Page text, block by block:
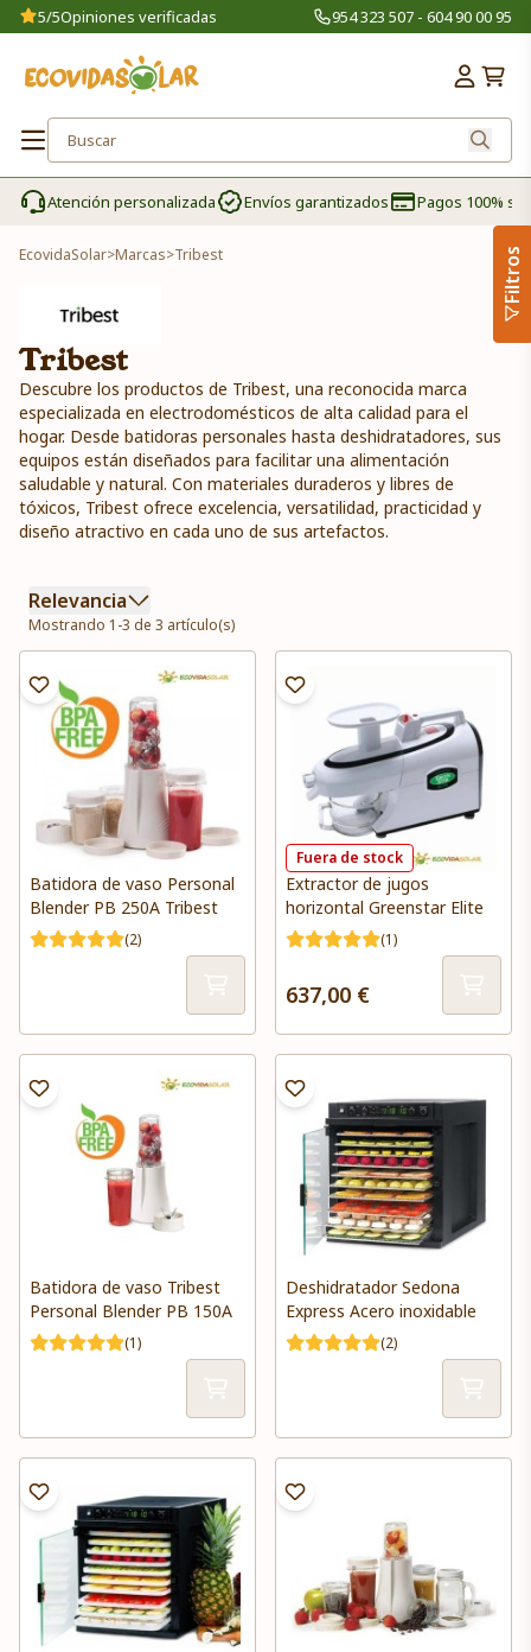
5/5Opiniones verificadas 954 323 507 - 604 90 00 95
Atención personalizada Envíos garantizados Pagos 100%
EcovidaSolar>Marcas>Tribest
Tribest
Descubre los productos de Tribest, una reconocida marca
especializada en electrodomésticos de alta calidad para el
hogar. Desde batidoras personales hasta deshidratadores, sus
equipos están diseñados para facilitar una alimentación
saludable y natural. Con materiales duraderos y libres de
tóxicos, Tribest ofrece excelencia, versatilidad, practicidad y
diseño atractivo en cada uno de sus artefactos.
Relevancia
Mostrando 1-3 de 3 artículo(s)
Batidora de vaso Personal
Blender PB 250A Tribest
(2)
Fuera de stock
Extractor de jugos
horizontal Greenstar Elite
(1)
637,00 €
Batidora de vaso Tribest
Personal Blender PB 150A
(1)
Deshidratador Sedona
Express Acero inoxidable
(2)
Filtros